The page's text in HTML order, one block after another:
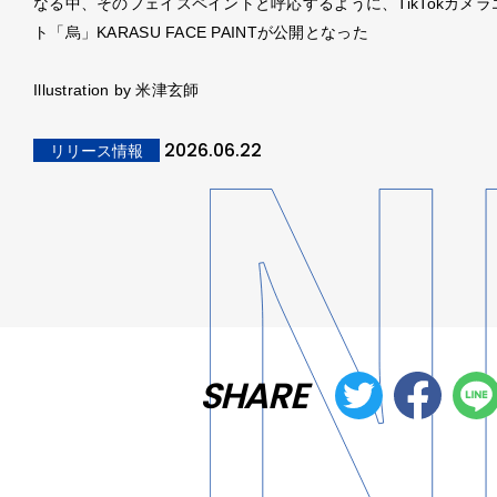
ト「烏」KARASU FACE PAINTが公開となった
Illustration by 米津玄師
リリース情報 2026.06.22
SHARE